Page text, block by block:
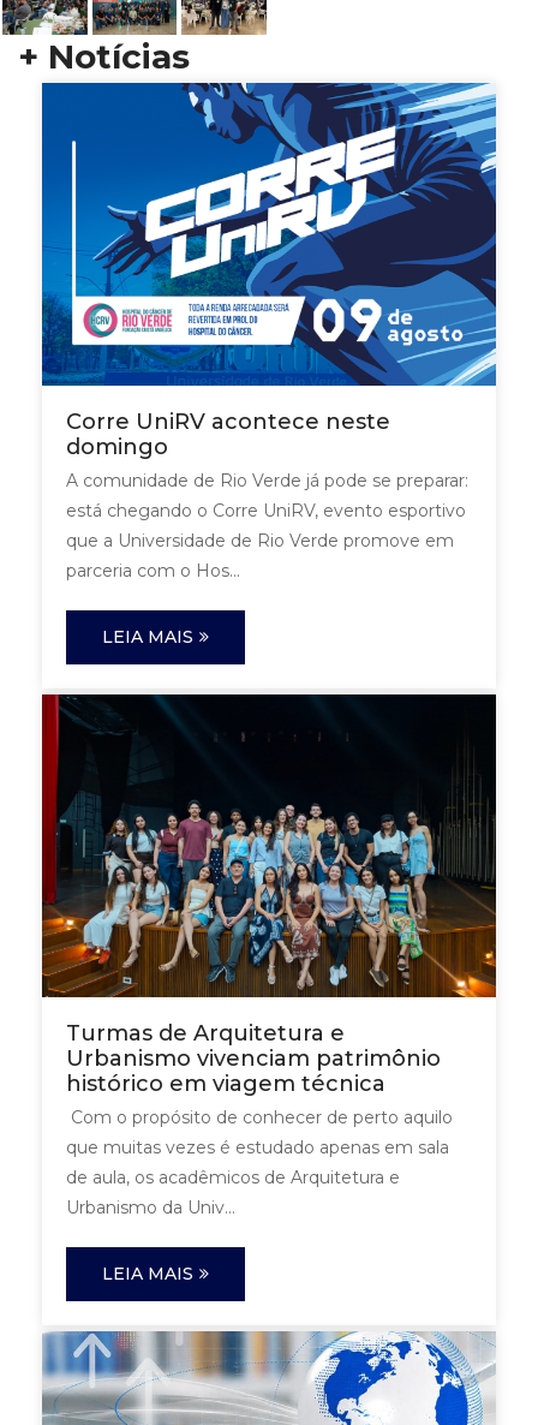
+ Notícias
Corre UniRV acontece neste
domingo
A comunidade de Rio Verde já pode se preparar:
está chegando o Corre UniRV, evento esportivo
que a Universidade de Rio Verde promove em
parceria com o Hos...
LEIA MAIS
Turmas de Arquitetura e
Urbanismo vivenciam patrimônio
histórico em viagem técnica
Com o propósito de conhecer de perto aquilo
que muitas vezes é estudado apenas em sala
de aula, os acadêmicos de Arquitetura e
Urbanismo da Univ...
LEIA MAIS